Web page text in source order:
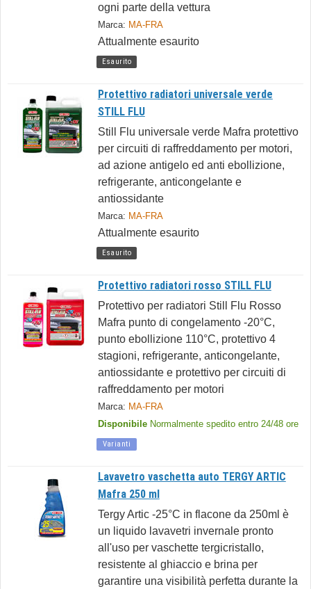
ogni parte della vettura
Marca: MA-FRA
Attualmente esaurito
Esaurito
Protettivo radiatori universale verde
STILL FLU
Still Flu universale verde Mafra protettivo
per circuiti di raffreddamento per motori,
ad azione antigelo ed anti ebollizione,
refrigerante, anticongelante e
antiossidante
Marca: MA-FRA
Attualmente esaurito
Esaurito
Protettivo radiatori rosso STILL FLU
Protettivo per radiatori Still Flu Rosso
Mafra punto di congelamento -20°C,
punto ebollizione 110°C, protettivo 4
stagioni, refrigerante, anticongelante,
antiossidante e protettivo per circuiti di
raffreddamento per motori
Marca: MA-FRA
Disponibile Normalmente spedito entro 24/48 ore
Varianti
Lavavetro vaschetta auto TERGY ARTIC
Mafra 250 ml
Tergy Artic -25°C in flacone da 250ml è
un liquido lavavetri invernale pronto
all'uso per vaschette tergicristallo,
resistente al ghiaccio e brina per
garantire una visibilità perfetta durante la